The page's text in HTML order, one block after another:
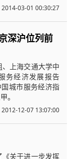
2014-03-01 00:30:27
深沪位列前
上海交通大学中
务经济发展报告
城市服务经济指
。
2012-12-07 13:07:00
关于进一步发挥